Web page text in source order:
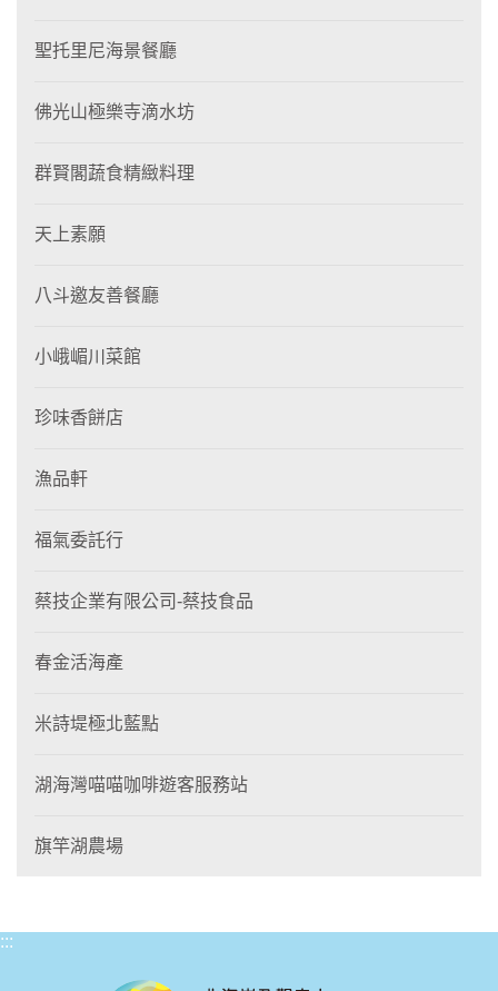
聖托里尼海景餐廳
佛光山極樂寺滴水坊
群賢閣蔬食精緻料理
天上素願
八斗邀友善餐廳
小峨嵋川菜館
珍味香餅店
漁品軒
福氣委託行
蔡技企業有限公司-蔡技食品
春金活海產
米詩堤極北藍點
湖海灣喵喵咖啡遊客服務站
旗竿湖農場
:::